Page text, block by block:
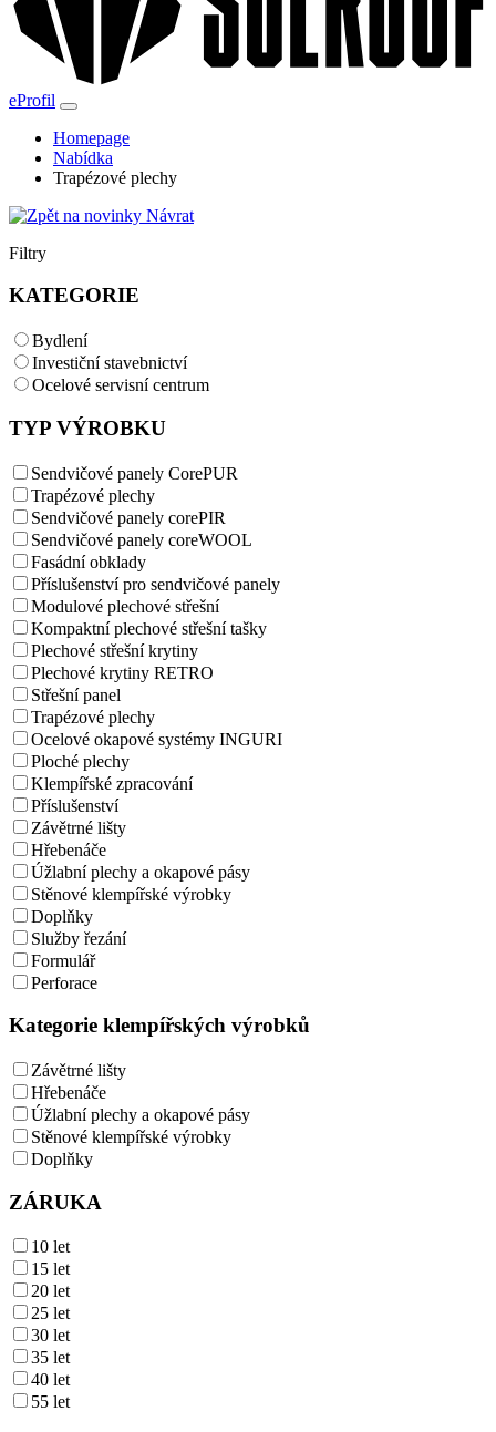
eProfil
Homepage
Nabídka
Trapézové plechy
Návrat
Filtry
KATEGORIE
Bydlení
Investiční stavebnictví
Ocelové servisní centrum
TYP VÝROBKU
Sendvičové panely CorePUR
Trapézové plechy
Sendvičové panely corePIR
Sendvičové panely coreWOOL
Fasádní obklady
Příslušenství pro sendvičové panely
Modulové plechové střešní
Kompaktní plechové střešní tašky
Plechové střešní krytiny
Plechové krytiny RETRO
Střešní panel
Trapézové plechy
Ocelové okapové systémy INGURI
Ploché plechy
Klempířské zpracování
Příslušenství
Závětrné lišty
Hřebenáče
Úžlabní plechy a okapové pásy
Stěnové klempířské výrobky
Doplňky
Služby řezání
Formulář
Perforace
Kategorie klempířských výrobků
Závětrné lišty
Hřebenáče
Úžlabní plechy a okapové pásy
Stěnové klempířské výrobky
Doplňky
ZÁRUKA
10 let
15 let
20 let
25 let
30 let
35 let
40 let
55 let